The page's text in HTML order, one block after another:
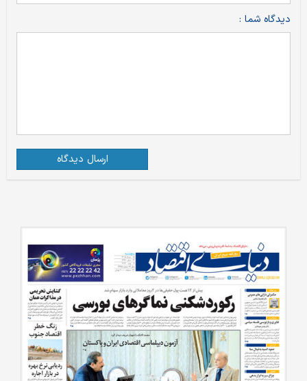
دیدگاه شما :
ارسال دیدگاه